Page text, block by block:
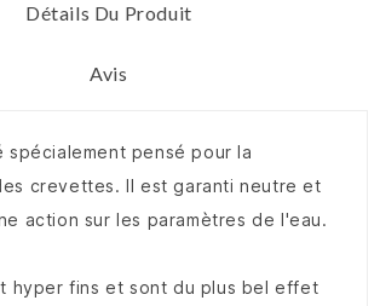
Détails Du Produit
Avis
spécialement pensé pour la
crevettes. Il est garanti neutre et
action sur les paramètres de l'eau.
hyper fins et sont du plus bel effet